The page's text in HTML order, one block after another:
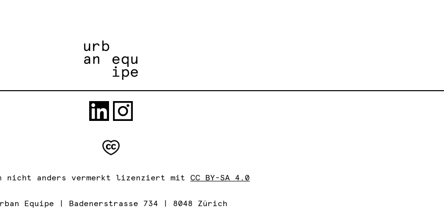
nicht anders vermerkt lizenziert mit CC BY-SA 4.0
Equipe | Badenerstrasse 734 | 8048 Zürich